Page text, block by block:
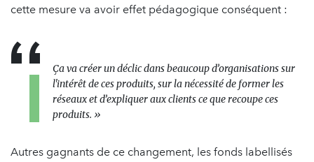
cette mesure va avoir effet pédagogique conséquent :
Ça va créer un déclic dans beaucoup d’organisations sur
l'intérêt de ces produits, sur la nécessité de former les
réseaux et d’expliquer aux clients ce que recoupe ces
produits. »
Autres gagnants de ce changement, les fonds labellisés